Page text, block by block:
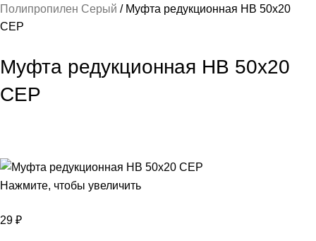
Полипропилен Серый
Муфта редукционная НВ 50х20
СЕР
Муфта редукционная НВ 50х20
СЕР
Нажмите, чтобы увеличить
29 ₽